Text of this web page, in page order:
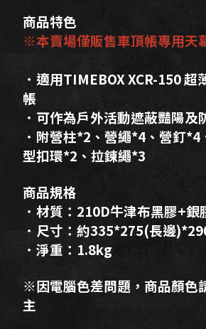
商品特色
※本賣場僅販售車頂帳專用天
．適用TIMEBOX XCR-150 超
帳
．可作為戶外活動遮蔽豔陽及
．附營柱*2、營繩*4、營釘
型扣環*2、拉鍊繩*3
商品規格
．材質：210D牛津布黑膠+銀
．尺寸：約335*275(長邊
．淨重：1.8kg
※因電腦色差問題，商品顏色
主